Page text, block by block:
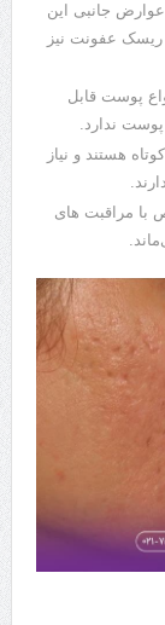
جانبی این
عفونت نیز
پوست قابل
ندارد.
هستند و نیاز
با مراقبت ‌های